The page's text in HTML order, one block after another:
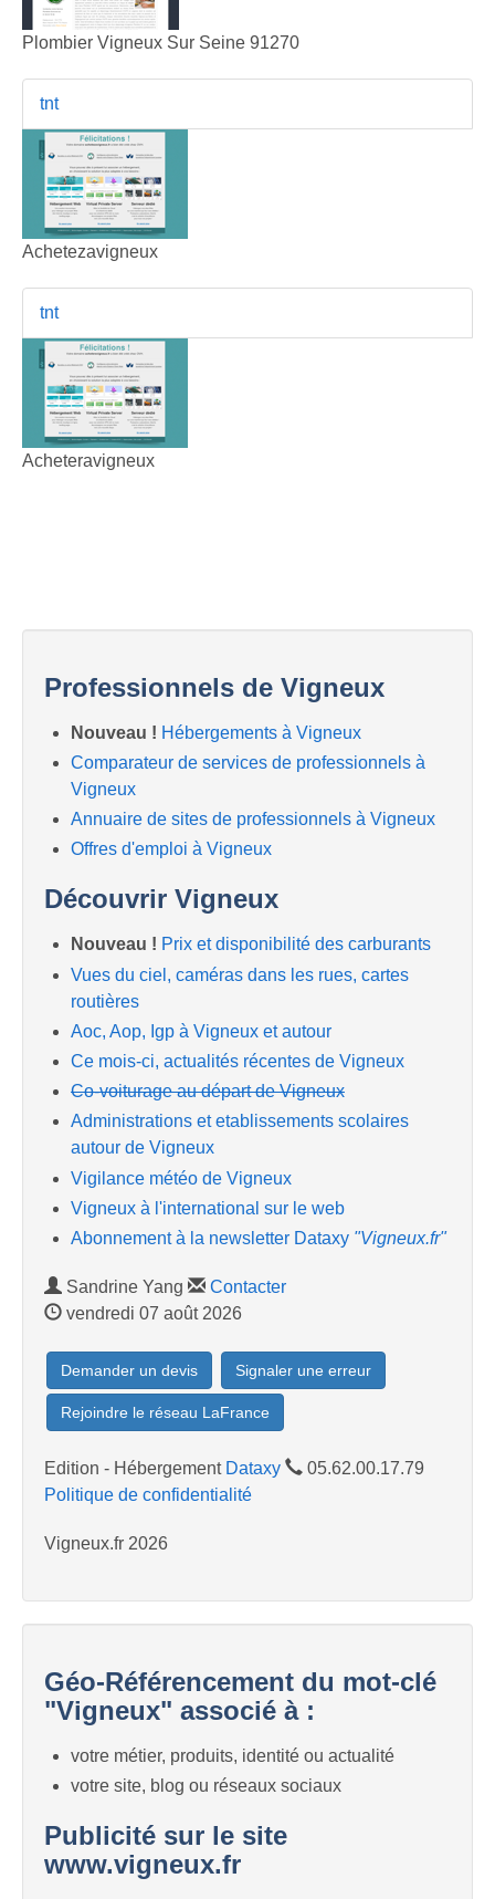
Plombier Vigneux Sur Seine 91270
tnt
Achetezavigneux
tnt
Acheteravigneux
Professionnels de Vigneux
Nouveau ! Hébergements à Vigneux
Comparateur de services de professionnels à
Vigneux
Annuaire de sites de professionnels à Vigneux
Offres d'emploi à Vigneux
Découvrir Vigneux
Nouveau ! Prix et disponibilité des carburants
Vues du ciel, caméras dans les rues, cartes
routières
Aoc, Aop, Igp à Vigneux et autour
Ce mois-ci, actualités récentes de Vigneux
Co-voiturage au départ de Vigneux
Administrations et etablissements scolaires
autour de Vigneux
Vigilance météo de Vigneux
Vigneux à l'international sur le web
Abonnement à la newsletter Dataxy "Vigneux.fr"
Sandrine Yang
Contacter
vendredi 07 août 2026
Demander un devis Signaler une erreur
Rejoindre le réseau LaFrance
Edition - Hébergement Dataxy
05.62.00.17.79
Politique de confidentialité
Vigneux.fr 2026
Géo-Référencement du mot-clé
"Vigneux" associé à :
votre métier, produits, identité ou actualité
votre site, blog ou réseaux sociaux
Publicité sur le site
www.vigneux.fr